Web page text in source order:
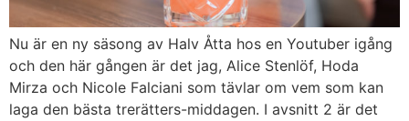
Nu är en ny säsong av Halv Åtta hos en Youtuber igång
och den här gången är det jag, Alice Stenlöf, Hoda
Mirza och Nicole Falciani som tävlar om vem som kan
laga den bästa trerätters-middagen. I avsnitt 2 är det